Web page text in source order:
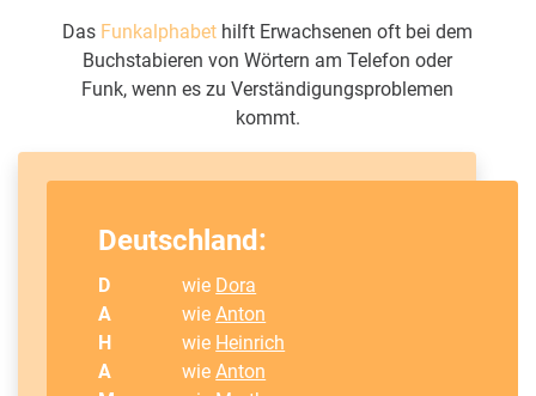
Das Funkalphabet hilft Erwachsenen oft bei dem
Buchstabieren von Wörtern am Telefon oder
Funk, wenn es zu Verständigungsproblemen
kommt.
Deutschland:
D wie Dora
A
wieAnton
H
wie Heinrich
A
wieAnton